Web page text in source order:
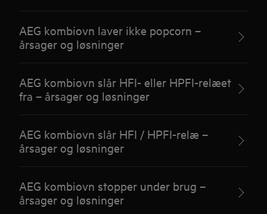
AEG kombiovn laver ikke popcorn –
årsager og løsninger
AEG kombiovn slår HFI- eller HPFI-relæet
fra – årsager og løsninger
AEG kombiovn slår HFI / HPFI-relæ –
årsager og løsninger
AEG kombiovn stopper under brug –
årsager og løsninger